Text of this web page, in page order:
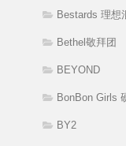
Bestards 理想
Bethel敬拜团
BEYOND
BonBon Girls
BY2